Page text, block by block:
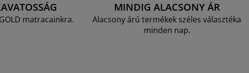
matracainkra.
MINDIG ALACSONY ÁR
Alacsony árú termékek széles választéka
minden nap.